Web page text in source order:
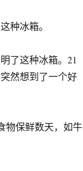
种冰箱。
了这种冰箱。21
然想到了一个好
保鲜数天，如牛